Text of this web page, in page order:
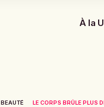
À la
BEAUTÉ LE CORPS BRÛLE PLUS